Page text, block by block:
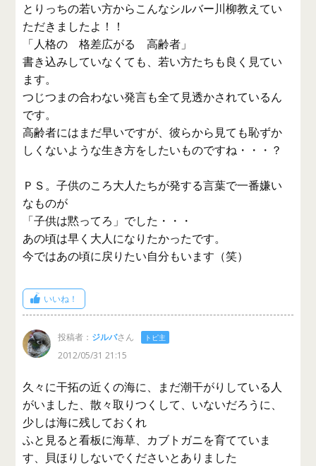
とりっちの若い方からこんなシルバー川柳教えてい
ただきましたよ！！
「人格の 格差広がる 高齢者」
書き込みしていなくても、若い方たちも良く見てい
ます。
つじつまの合わない発言も全て見透かされているん
です。
高齢者にはまだ早いですが、彼らから見ても恥ずか
しくないような生き方をしたいものですね・・・？
ＰＳ。子供のころ大人たちが発する言葉で一番嫌い
なものが
「子供は黙ってろ」でした・・・
あの頃は早く大人になりたかったです。
今ではあの頃に戻りたい自分もいます（笑）
いいね！
投稿者： ジルバさん トピ主
2012/05/31 21:15
久々に干拓の近くの海に、まだ潮干がりしている人
がいました、散々取りつくして、いないだろうに、
少しは海に残しておくれ
ふと見ると看板に海草、カブトガニを育てていま
す、貝ほりしないでくださいとありました